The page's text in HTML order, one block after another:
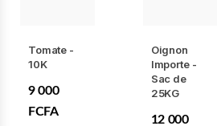
Tomate -
10K
9 000
FCFA
Oignon
Importe -
Sac de
25KG
12 000